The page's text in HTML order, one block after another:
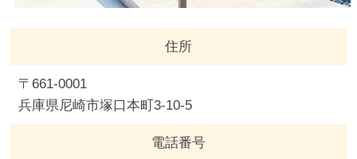
住所
〒661-0001
兵庫県尼崎市塚口本町3-10-5
電話番号